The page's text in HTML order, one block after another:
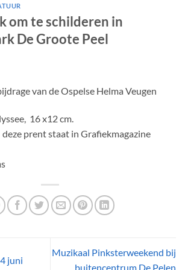
om te schilderen in
De Groote Peel
van de Ospelse Helma Veugen
16 x12 cm.
prent staat in Grafiekmagazine
juni
Muzikaal Pinksterweekend bij
buitencentrum De Pelen